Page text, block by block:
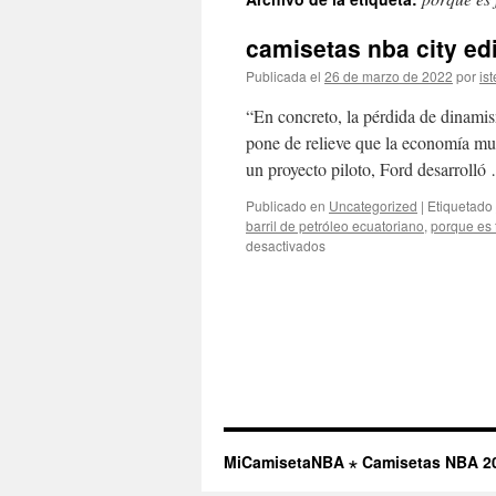
contenido
camisetas nba city
Publicada el 26 de marzo de 2022 por
“En concreto, la pérdida de
pone de relieve que la economía
un proyecto piloto, Ford
Publicado en Uncategorized | Etiquetado
barril de petróleo ecuatoriano, porque es
desactivadosen
MiCamisetaNBA ⋆ Camisetas NBA